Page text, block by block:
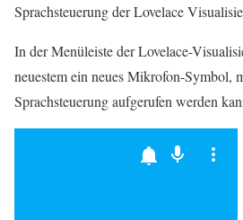
Sprachsteuerung der Lovelace
In der Menüleiste der Lovelace-
neuestem ein neues Mikrofon-Symbol,
Sprachsteuerung aufgerufen werden